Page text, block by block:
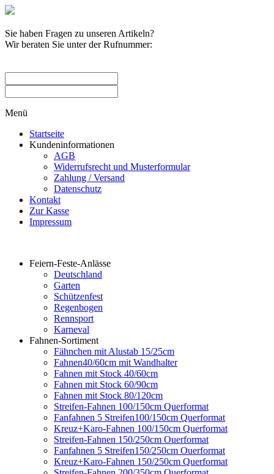
Sie haben Fragen zu unseren Artikeln?
Wir beraten Sie unter der Rufnummer:
Menü
Startseite
Kundeninformationen
AGB
Widerrufsrecht und Musterformular
Zahlung / Versand
Datenschutz
Kontakt
Zur Kasse
Impressum
Feiern-Feste-Anlässe
Deutschland
Garten
Schützenfest
Regenbogen
Rennsport
Karneval
Fahnen-Sortiment
Fähnchen mit Alustab 15/25cm
Fahnen40/60cm mit Wandhalter
Fahnen mit Stock 40/60cm
Fahnen mit Stock 60/90cm
Fahnen mit Stock 80/120cm
Streifen-Fahnen 100/150cm Querformat
Fanfahnen 5 Streifen100/150cm Querformat
Kreuz+Karo-Fahnen 100/150cm Querformat
Streifen-Fahnen 150/250cm Ouerformat
Fanfahnen 5 Streifen150/250cm Ouerformat
Kreuz+Karo-Fahnen 150/250cm Querformat